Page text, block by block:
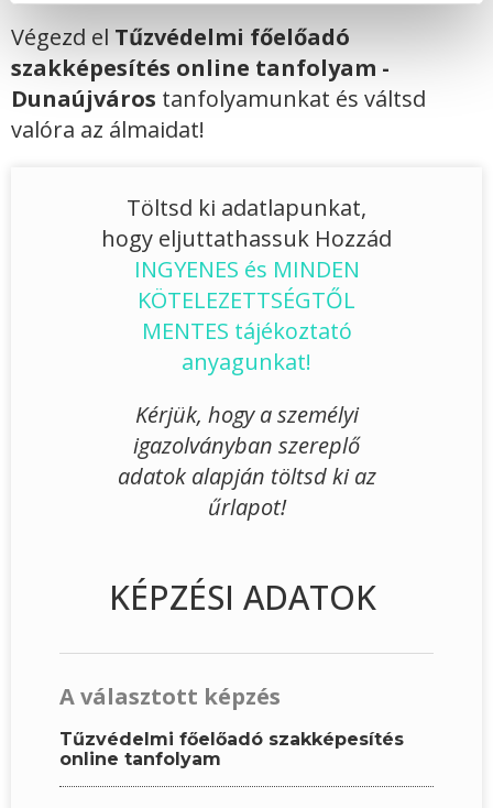
Végezd el Tűzvédelmi főelőadó
szakképesítés online tanfolyam -
Dunaújváros tanfolyamunkat és váltsd
valóra az álmaidat!
Töltsd ki adatlapunkat,
hogy eljuttathassuk Hozzád
INGYENES és MINDEN
KÖTELEZETTSÉGTŐL
MENTES tájékoztató
anyagunkat!
Kérjük, hogy a személyi
igazolványban szereplő
adatok alapján töltsd ki az
űrlapot!
KÉPZÉSI ADATOK
A választott képzés
Tűzvédelmi főelőadó szakképesítés
online tanfolyam